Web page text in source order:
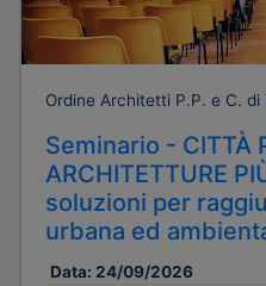
Ordine Architetti P.P. e C. di
Seminario - CITTÀ
ARCHITETTURE
soluzioni per
urbana ed
Data: 24/09/2026